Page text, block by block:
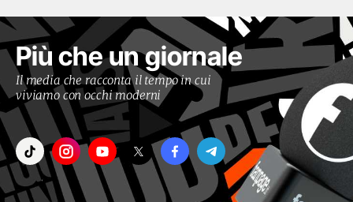
Più che un giornale
Il media che racconta il tempo in cui
viviamo con occhi moderni